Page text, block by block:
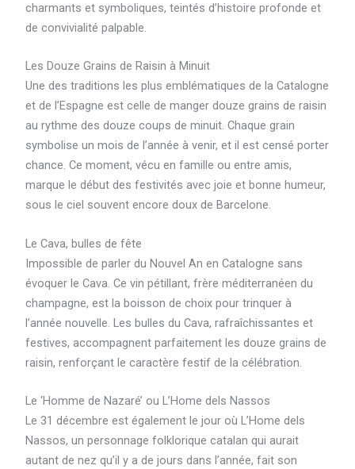
charmants et symboliques, teintés d’histoire profonde et
de convivialité palpable.
Les Douze Grains de Raisin à Minuit
Une des traditions les plus emblématiques de la Catalogne
et de l’Espagne est celle de manger douze grains de raisin
au rythme des douze coups de minuit. Chaque grain
symbolise un mois de l’année à venir, et il est censé porter
chance. Ce moment, vécu en famille ou entre amis,
marque le début des festivités avec joie et bonne humeur,
sous le ciel souvent encore doux de Barcelone.
Le Cava, bulles de fête
Impossible de parler du Nouvel An en Catalogne sans
évoquer le Cava. Ce vin pétillant, frère méditerranéen du
champagne, est la boisson de choix pour trinquer à
l’année nouvelle. Les bulles du Cava, rafraîchissantes et
festives, accompagnent parfaitement les douze grains de
raisin, renforçant le caractère festif de la célébration.
Le ‘Homme de Nazaré’ ou L’Home dels Nassos
Le 31 décembre est également le jour où L’Home dels
Nassos, un personnage folklorique catalan qui aurait
autant de nez qu’il y a de jours dans l’année, fait son